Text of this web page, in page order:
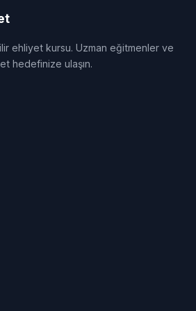
ehliyet kursu. Uzman eğitmenler ve
hedefinize ulaşın.